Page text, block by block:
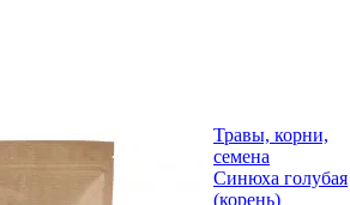
Травы, корни,
семена
Синюха голубая
(корень)